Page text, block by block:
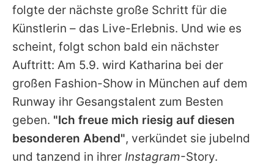
folgte der nächste große Schritt für die
Künstlerin – das Live-Erlebnis. Und wie es
scheint, folgt schon bald ein nächster
Auftritt: Am 5.9. wird Katharina bei der
großen Fashion-Show in München auf dem
Runway ihr Gesangstalent zum Besten
geben. "Ich freue mich riesig auf diesen
besonderen Abend", verkündet sie jubelnd
und tanzend in ihrer Instagram-Story.